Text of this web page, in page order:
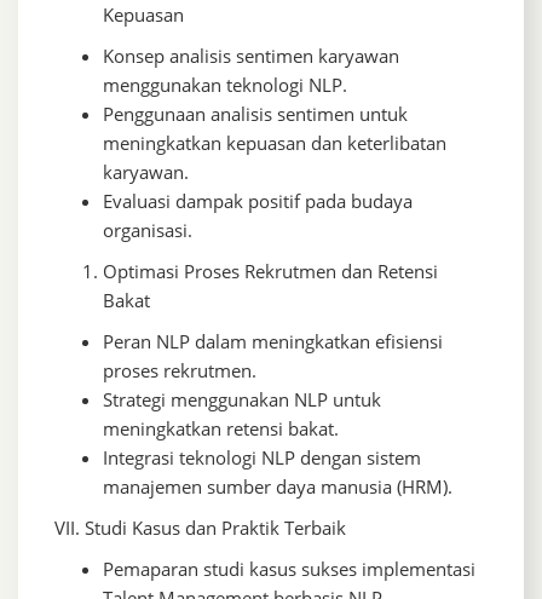
Kepuasan
Konsep analisis sentimen karyawan
menggunakan teknologi NLP.
Penggunaan analisis sentimen untuk
meningkatkan kepuasan dan keterlibatan
karyawan.
Evaluasi dampak positif pada budaya
organisasi.
Optimasi Proses Rekrutmen dan Retensi
Bakat
Peran NLP dalam meningkatkan efisiensi
proses rekrutmen.
Strategi menggunakan NLP untuk
meningkatkan retensi bakat.
Integrasi teknologi NLP dengan sistem
manajemen sumber daya manusia (HRM).
VII. Studi Kasus dan Praktik Terbaik
Pemaparan studi kasus sukses implementasi